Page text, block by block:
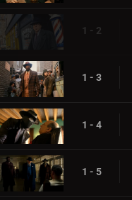
1 - 2
1 - 3
1 - 4
1 - 5